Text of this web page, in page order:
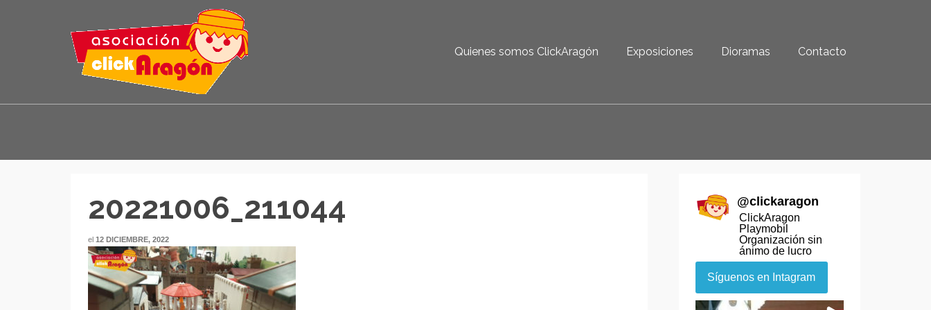
Quienes somos ClickAragón Exposiciones Dioramas Contacto
20221006_211044
el 12 DICIEMBRE, 2022
@clickaragon
ClickAragon
Playmobil
Organización sin
ánimo de lucro
Síguenos en Intagram